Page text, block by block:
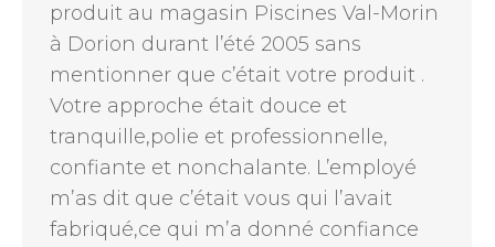
produit au magasin Piscines Val-Morin
à Dorion durant l’été 2005 sans
mentionner que c’était votre produit .
Votre approche était douce et
tranquille,polie et professionnelle,
confiante et nonchalante. L’employé
m’as dit que c’était vous qui l’avait
fabriqué,ce qui m’a donné confiance